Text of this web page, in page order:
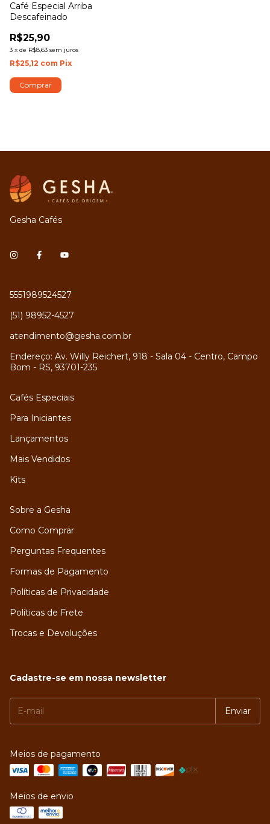
Café Especial Arriba
Descafeinado
R$25,90
3 x de R$8,63 sem juros
R$25,12 com Pix
Comprar
Gesha Cafés
5551989524527
(51) 98952-4527
atendimento@gesha.com.br
Endereço: Av. Willy Reichert, 918 - Sala 04 - Centro, Campo
Bom - RS, 93701-235
Cafés Especiais
Para Iniciantes
Lançamentos
Mais Vendidos
Kits
Sobre a Gesha
Como Comprar
Perguntas Frequentes
Formas de Pagamento
Políticas de Privacidade
Políticas de Frete
Trocas e Devoluções
Cadastre-se em nossa newsletter
Meios de pagamento
Meios de envio